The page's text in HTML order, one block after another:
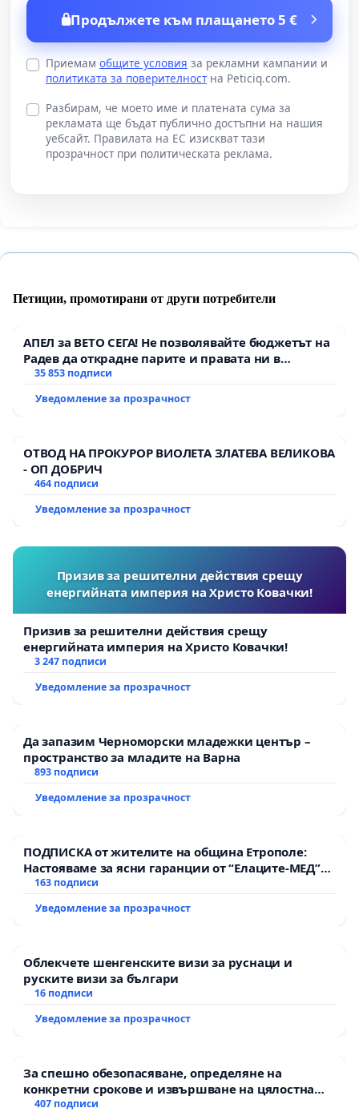
Продължете към плащането 5 €
Приемам общите условия за рекламни кампании и
политиката за поверителностна Peticiq.com.
Разбирам, че моето име и платената сума за
рекламата ще бъдат публично достъпни на нашия
уебсайт. Правилата на ЕС изискват тази
прозрачност при политическата реклама.
Петиции, промотирани от други потребители
АПЕЛ за ВЕТО СЕГА! Не позволявайте бюджетът на
Радев да открадне парите и правата ни в
тъмното
35 853 подписи
Уведомление за прозрачност
ОТВОД НА ПРОКУРОР ВИОЛЕТА ЗЛАТЕВА ВЕЛИКОВА
- ОП ДОБРИЧ
464 подписи
Уведомление за прозрачност
Призив за решителни действия срещу
енергийната империя на Христо Ковачки!
Призив за решителни действия срещу
енергийната империя на Христо Ковачки!
3 247 подписи
Уведомление за прозрачност
Да запазим Черноморски младежки център –
пространство за младите на Варна
893 подписи
Уведомление за прозрачност
ПОДПИСКА от жителите на община Етрополе:
Настояваме за ясни гаранции от “Елаците-МЕД”
АД и от държавата, че ще се изпълнят всички
163 подписи
Уведомление за прозрачност
Облекчете шенгенските визи за руснаци и
руските визи за българи
16 подписи
Уведомление за прозрачност
За спешно обезопасяване, определяне на
конкретни срокове и извършване на цялостна
рехабилитация на републиканския път между
407 подписи